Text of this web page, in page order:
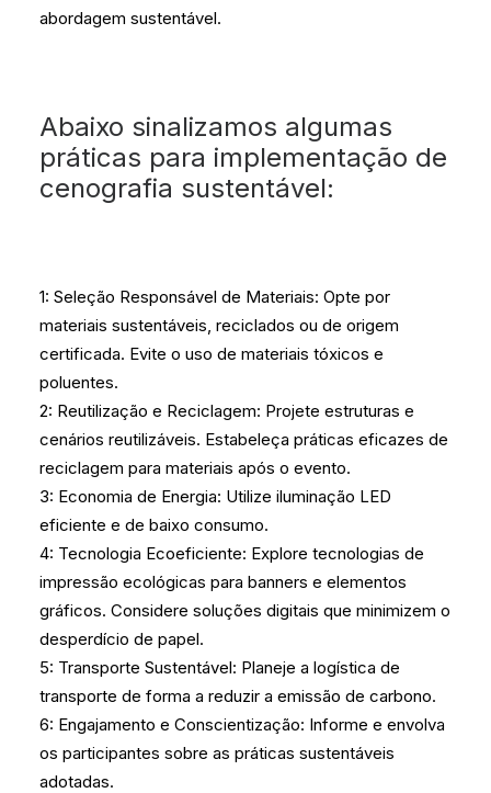
abordagem sustentável.
Abaixo sinalizamos algumas
práticas para implementação de
cenografia sustentável:
1: Seleção Responsável de Materiais: Opte por
materiais sustentáveis, reciclados ou de origem
certificada. Evite o uso de materiais tóxicos e
poluentes.
2: Reutilização e Reciclagem: Projete estruturas e
cenários reutilizáveis. Estabeleça práticas eficazes de
reciclagem para materiais após o evento.
3: Economia de Energia: Utilize iluminação LED
eficiente e de baixo consumo.
4: Tecnologia Ecoeficiente: Explore tecnologias de
impressão ecológicas para banners e elementos
gráficos. Considere soluções digitais que minimizem o
desperdício de papel.
5: Transporte Sustentável: Planeje a logística de
transporte de forma a reduzir a emissão de carbono.
6: Engajamento e Conscientização: Informe e envolva
os participantes sobre as práticas sustentáveis
adotadas.